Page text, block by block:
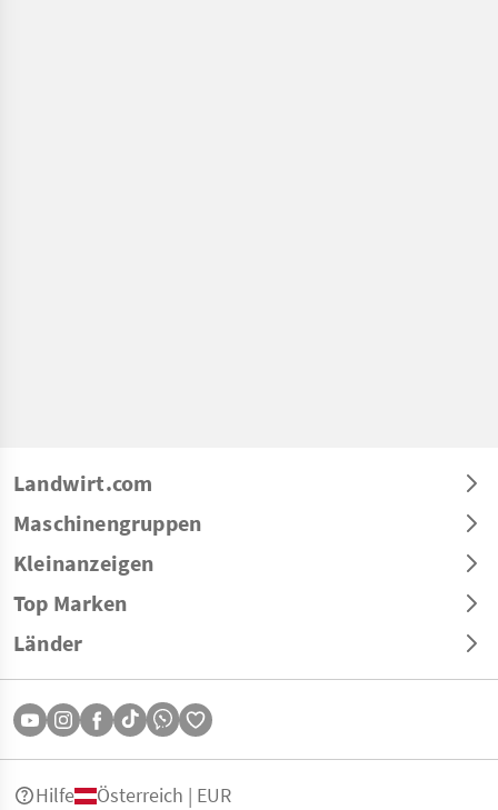
Landwirt.com
Maschinengruppen
Kleinanzeigen
Top Marken
Länder
Hilfe Österreich | EUR